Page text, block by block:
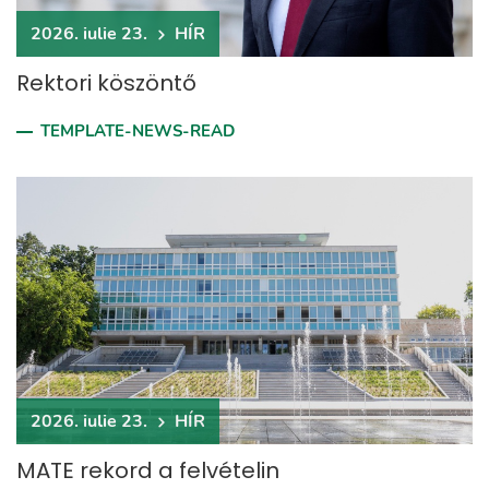
2026. iulie 23. HÍR
Rektori köszöntő
TEMPLATE-NEWS-READ
2026. iulie 23. HÍR
MATE rekord a felvételin